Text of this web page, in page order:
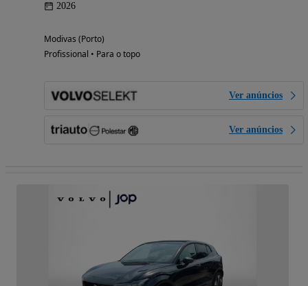
2026
Modivas (Porto)
Profissional • Para o topo
Ver anúncios
Ver anúncios